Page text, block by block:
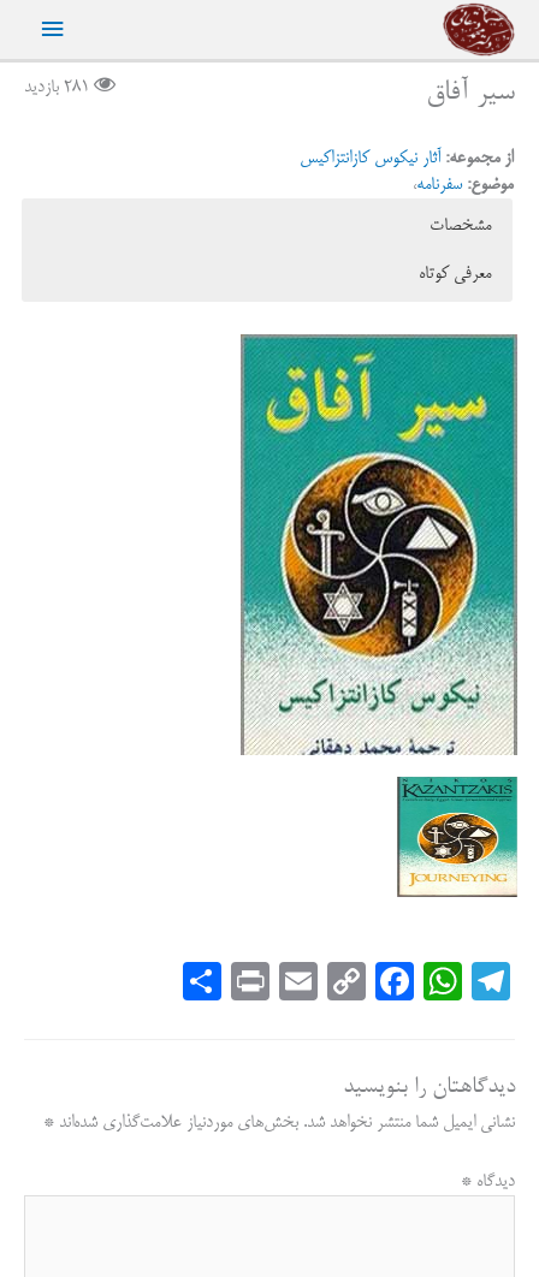
محتوا
فهرست
اصلی
سیر آفاق
از مجموعه: آثار نیکوس کازانتزاکیس
موضوع:سفرنامه،
مشخصات
معرفی کوتاه
Jerusalem and Cyprus
نویسنده:ن‍ی‍ک‍وس‌ ک‍ازان‍ت‍زاک‍ی‍س‌ (Nikos kazantzakis)
ناشر: پ‍ی‍ک‌ ف‍ره‍ن‍گ‌
نوع جلد:شومیز
چاپ اول:1367
شمارگان:3000 نسخه
تعداد صفحات:283
سفرنامه نیکوس کازانتزاکیس به ایتالیا، مصر، صحرای
سینا، اورشلیم و قبرس
بخشهای «کلام نخست» و «ایتالیا» را عزیز بزرگوارم، گرجی مرزبان،
ترجمه کرده است و هم به توصیه اوست که مقدمه ای بر این کتاب
نمی‌نویسم. لیکن ناگزیرم یکی دو نکته را یادآورم شوم که امیدوارم حمل بر
«مقدمه نویسی» نشود.
یک روزنامه آتنی سفرهایی به ایتالیا، قبرس، فلسطین و مصر انجام داد.
حاصل این سیر و سفرها یادداشتها و گزارشاتی است که برخی از آنها در
همان سال ۱۹۲۶ در رزونامه‌های یونانی منتشر شد.
در ۱۹۲۷ متن کامل این یادداشتها در مجموعه ای مستقل به نام
Journeying در اسکندریه انتشار یافت، اما کازانتزاکیس خود از انتشار این
مجموعه -که به قول همسرش هلن کازانتزاکیس «شدیدا غیر
کازانتزاکیسی» بود- راضی نبود. زیرا به زبان خشک و رسمی‌روزنامه ای چاپ
شده بود. وقتی آثار کامل کازانتزاکیس برای چاپ گردآوری شد، او
پس از مرگ نویسنده- در یونان منتشر شد. و اکنون شما ترجمه فارسی آن
کتاب را در دست دارید.
دوم این که: تمام یادداشتهای کتاب را -جز آن دسته که عبارت «یادداشت
تصاویری که در کتاب می‌بینید، همه به همت گرجی مرزبان در خارج از
کشور تهیه و ارسال شده است.
Te
a
m
W
A
pp
Fa
ok
C
nk
E
Pr
دیدگاهتان را بنویسید
نشانی ایمیل شما منتشر نخواهد شد. بخش‌های موردنیاز علامت‌گذاری شده‌اند *
دیدگاه *